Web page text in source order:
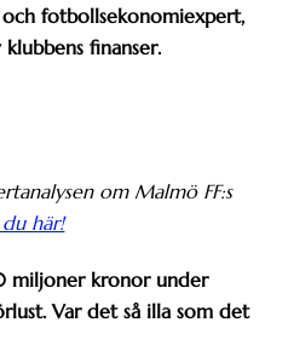
fotbollsekonomiexpert,
finanser.
om Malmö FF:s
här!
miljoner kronor under
Var det så illa som det